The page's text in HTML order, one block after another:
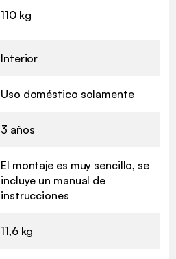
110 kg
Interior
Uso doméstico solamente
3 años
El montaje es muy sencillo, se
incluye un manual de
instrucciones
11,6 kg